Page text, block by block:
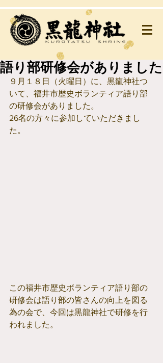
語り部研修会がありました
９月１８日（火曜日）に、黒龍神社つ
いて、福井市歴史ボランティア語り部
の研修会がありました。
26名の方々に参加していただきまし
た。
この福井市歴史ボランティア語り部の
研修会は語り部の皆さんの向上を図る
為の会で、今回は黒龍神社で研修を行
われました。